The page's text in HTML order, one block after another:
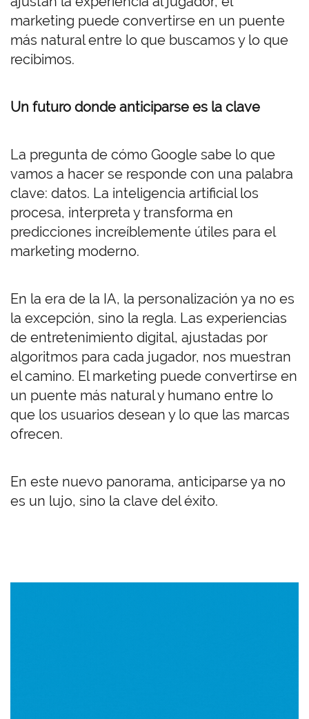
marketing puede convertirse en un puente
más natural entre lo que buscamos y lo que
recibimos.
Un futuro donde anticiparse es la clave
La pregunta de cómo Google sabe lo que
vamos a hacer se responde con una palabra
clave: datos. La inteligencia artificial los
procesa, interpreta y transforma en
predicciones increíblemente útiles para el
marketing moderno.
En la era de la IA, la personalización ya no es
la excepción, sino la regla. Las experiencias
de entretenimiento digital, ajustadas por
algoritmos para cada jugador, nos muestran
el camino. El marketing puede convertirse en
un puente más natural y humano entre lo
que los usuarios desean y lo que las marcas
ofrecen.
En este nuevo panorama, anticiparse ya no
es un lujo, sino la clave del éxito.